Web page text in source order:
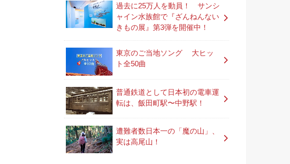
過去に25万人を動員！ サンシ
ャイン水族館で『ざんねんない
きもの展』第3弾を開催中！
東京のご当地ソング 大ヒッ
ト全50曲
普通鉄道として日本初の電車運
転は、飯田町駅〜中野駅！
遭難者数日本一の「魔の山」、
実は高尾山！